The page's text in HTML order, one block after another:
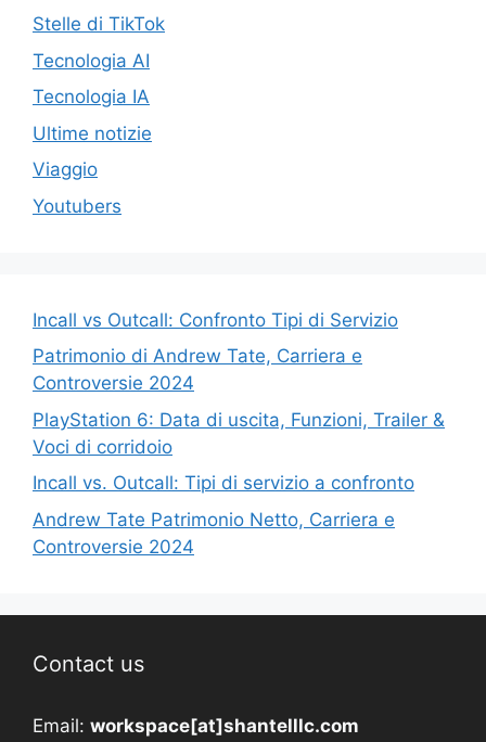
Stelle di TikTok
Tecnologia AI
Tecnologia IA
Ultime notizie
Viaggio
Youtubers
Incall vs Outcall: Confronto Tipi di Servizio
Patrimonio di Andrew Tate, Carriera e
Controversie 2024
PlayStation 6: Data di uscita, Funzioni, Trailer &
Voci di corridoio
Incall vs. Outcall: Tipi di servizio a confronto
Andrew Tate Patrimonio Netto, Carriera e
Controversie 2024
Contact us
Email: workspace[at]shantelllc.com